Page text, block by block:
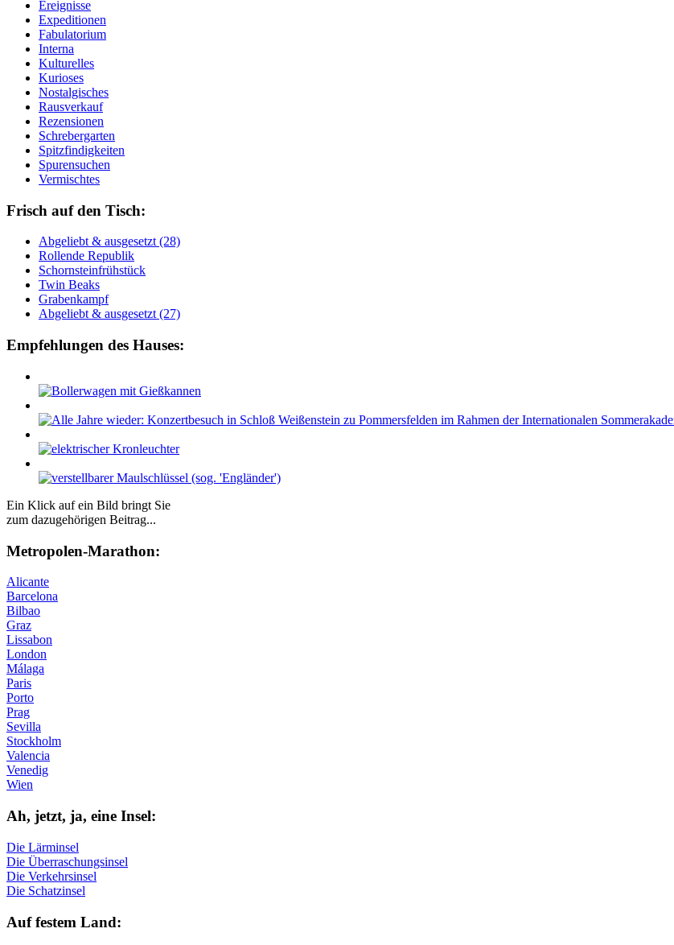
Ereignisse
Expeditionen
Fabulatorium
Interna
Kulturelles
Kurioses
Nostalgisches
Rausverkauf
Rezensionen
Schrebergarten
Spitzfindigkeiten
Spurensuchen
Vermischtes
Frisch auf den Tisch:
Ab­ge­liebt & aus­ge­setzt (28)
Rol­len­de Re­pu­blik
Schorn­stein­früh­stück
Twin Beaks
Gra­ben­kampf
Ab­ge­liebt & aus­ge­setzt (27)
Empfehlungen des Hauses:
Ein Klick auf ein Bild bringt Sie
zum dazugehörigen Beitrag...
Me­tro­po­len-Ma­ra­thon:
Alicante
Barcelona
Bilbao
Graz
Lissabon
London
Málaga
Paris
Porto
Prag
Sevilla
Stockholm
Valencia
Venedig
Wien
Ah, jetzt, ja, ei­ne In­sel:
Die Lärminsel
Die Überraschungsinsel
Die Verkehrsinsel
Die Schatzinsel
Auf fe­stem Land: